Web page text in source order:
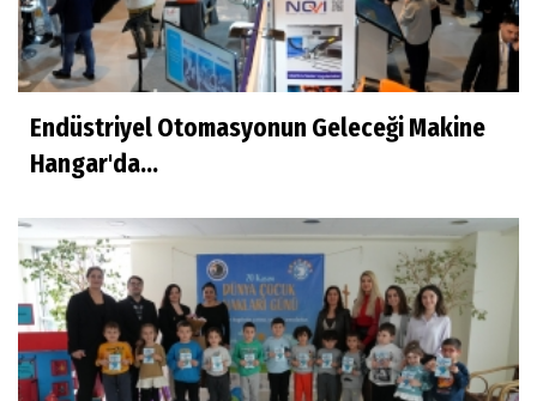
Endüstriyel Otomasyonun Geleceği Makine
Hangar'da...